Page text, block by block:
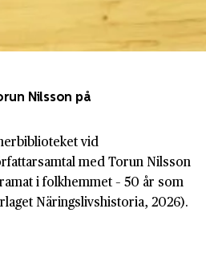
Nilsson på
vid
med Torun Nilsson
i folkhemmet – 50 år som
Näringslivshistoria, 2026).